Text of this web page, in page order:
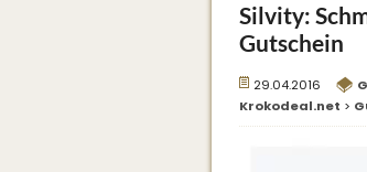
Silvity:
Gutschein
29.04.2016
Krokodeal.net >